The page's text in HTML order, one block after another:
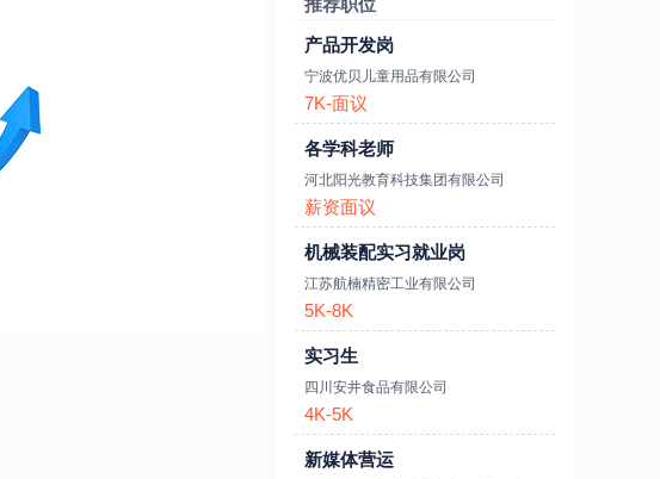
推荐职位
产品开发岗
宁波优贝儿童用品有限公司
7K-面议
各学科老师
河北阳光教育科技集团有限公司
薪资面议
机械装配实习就业岗
江苏航楠精密工业有限公司
5K-8K
实习生
四川安井食品有限公司
4K-5K
新媒体营运